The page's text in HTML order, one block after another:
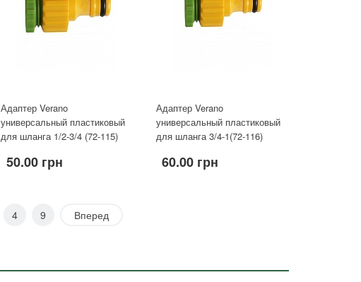
Адаптер Verano
универсальный пластиковый
для шланга 1/2-3/4 (72-115)
50.00 грн
Адаптер Verano
универсальный пластиковый
для шланга 3/4-1(72-116)
60.00 грн
4 9 Вперед